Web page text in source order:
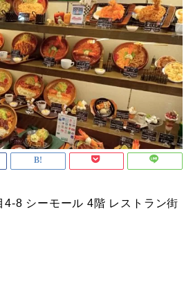
4-8 シーモール 4階 レストラン街